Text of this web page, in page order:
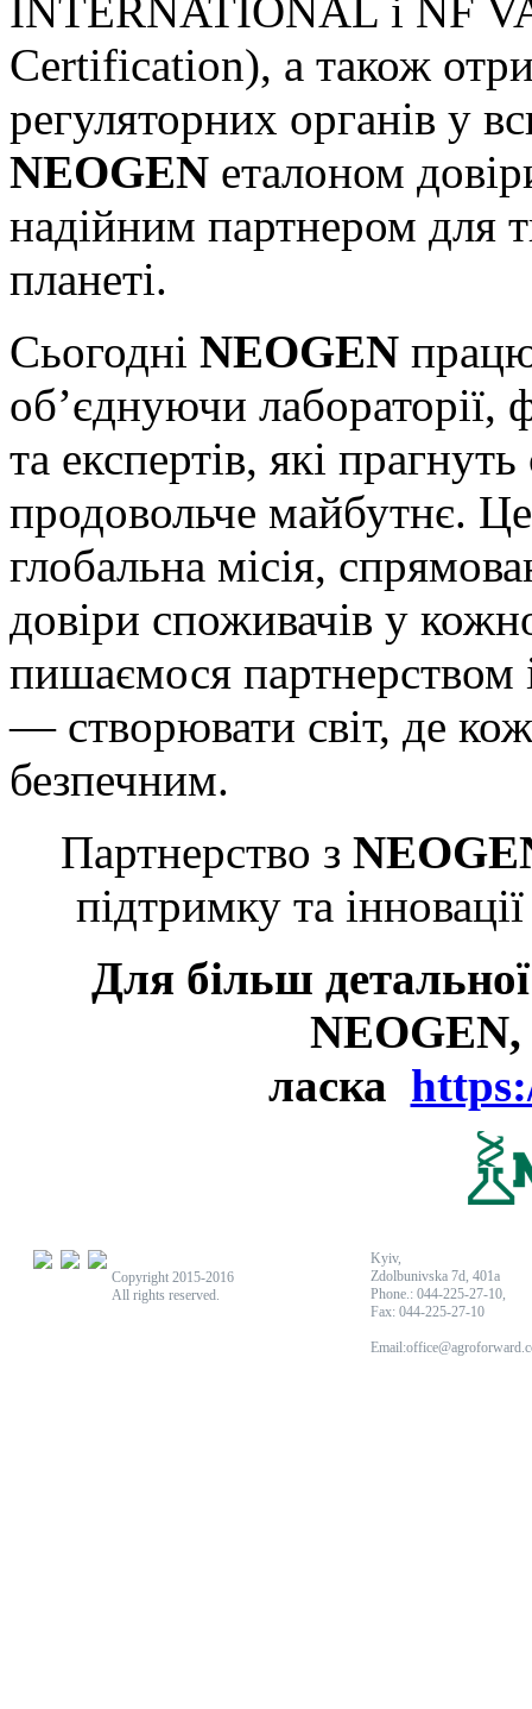
INTERNATIONAL і NF
Certification), а також
регуляторних органів у
NEOGEN еталоном
надійним партнером для
планеті.
Сьогодні NEOGEN
об’єднуючи лабораторії,
та експертів, які
продовольче майбутнє.
глобальна місія,
довіри споживачів у
пишаємося партнерством
— створювати світ, де
безпечним.
Партнерство з
підтримку та
Для більш
NEOGEN,
ласка
Copyright 2015-2016
All rights reserved.
Kyiv,
Zdolbunivska 7d, 401a
Phone.: 044-225-27-10,
Fax: 044-225-27-10